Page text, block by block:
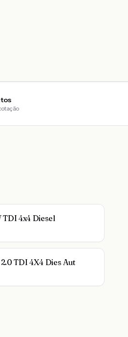
TDI 4x4 Diesel
TDI 4X4 Dies Aut